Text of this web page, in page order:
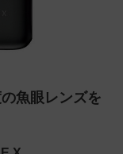
魚眼レンズを